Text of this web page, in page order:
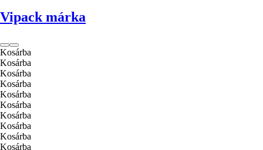
Vipack márka
Kosárba
Kosárba
Kosárba
Kosárba
Kosárba
Kosárba
Kosárba
Kosárba
Kosárba
Kosárba